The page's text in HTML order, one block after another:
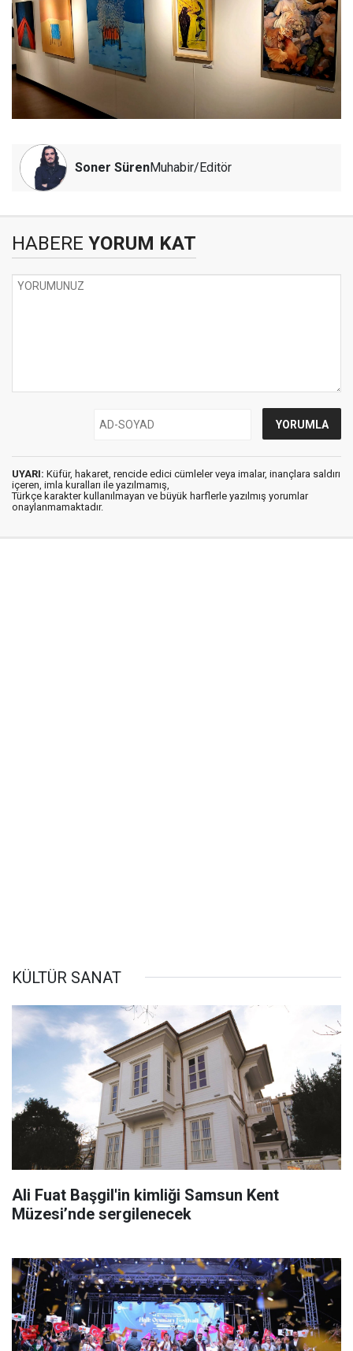
Soner SürenMuhabir/Editör
HABERE YORUM KAT
UYARI: Küfür, hakaret, rencide edici cümleler veya imalar, inançlara saldırı
içeren, imla kuralları ile yazılmamış,
Türkçe karakter kullanılmayan ve büyük harflerle yazılmış yorumlar
onaylanmamaktadır.
KÜLTÜR SANAT
Ali Fuat Başgil'in kimliği Samsun Kent
Müzesi’nde sergilenecek